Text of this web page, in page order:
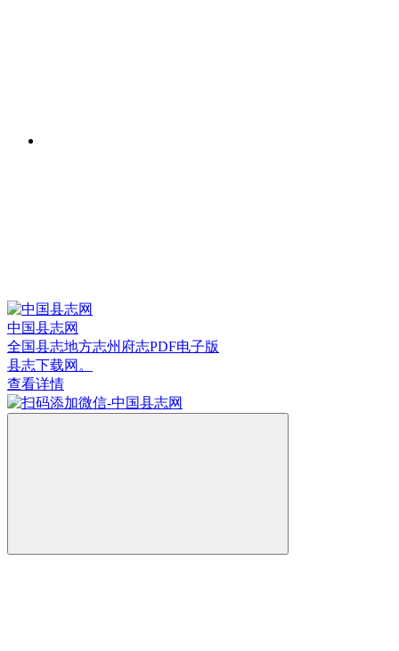
中国县志网
全国县志地方志州府志PDF电子版
县志下载网。
查看详情